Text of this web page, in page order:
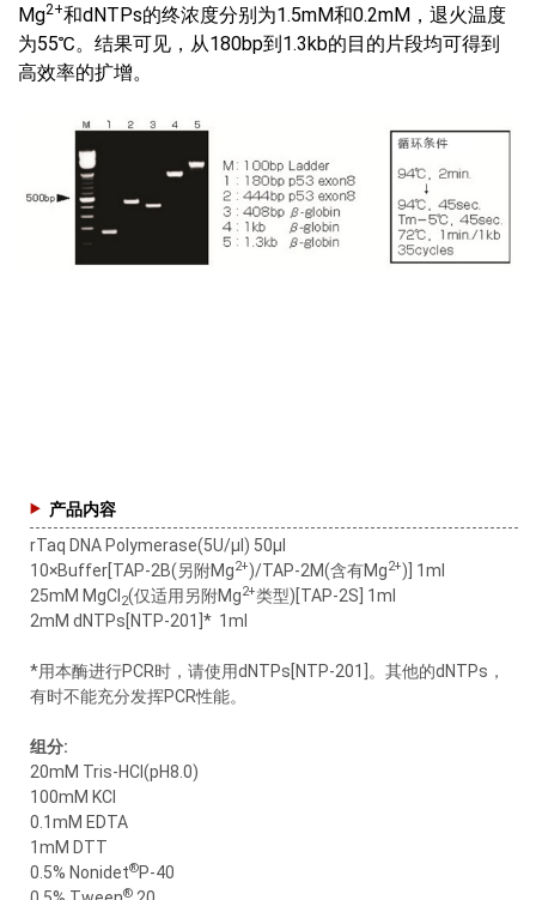
Mg2+和dNTPs的终浓度分别为1.5mM和0.2mM，退火温度
为55℃。结果可见，从180bp到1.3kb的目的片段均可得到
高效率的扩增。
产品内容
rTaq DNA Polymerase(5U/μl) 50μl
10×Buffer[TAP-2B(另附Mg2+)/TAP-2M(含有Mg2+)] 1ml
25mM MgCl 2(仅适用另附Mg2+类型)[TAP-2S] 1ml
2mM dNTPs[NTP-201]* 1ml
*用本酶进行PCR时，请使用dNTPs[NTP-201]。其他的dNTPs，
有时不能充分发挥PCR性能。
组分:
20mM Tris-HCl(pH8.0)
100mM KCl
0.1mM EDTA
1mM DTT
0.5% Nonidet®P-40
®